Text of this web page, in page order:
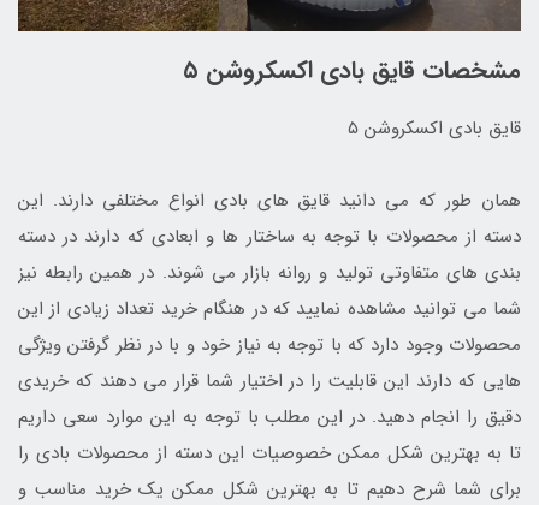
مشخصات قایق بادی اکسکروشن ۵
قایق بادی اکسکروشن ۵
همان طور که می دانید قایق های بادی انواع مختلفی دارند. این
دسته از محصولات با توجه به ساختار ها و ابعادی که دارند در دسته
بندی های متفاوتی تولید و روانه بازار می شوند. در همین رابطه نیز
شما می توانید مشاهده نمایید که در هنگام خرید تعداد زیادی از این
محصولات وجود دارد که با توجه به نیاز خود و با در نظر گرفتن ویژگی
هایی که دارند این قابلیت را در اختیار شما قرار می دهند که خریدی
دقیق را انجام دهید. در این مطلب با توجه به این موارد سعی داریم
تا به بهترین شکل ممکن خصوصیات این دسته از محصولات بادی را
برای شما شرح دهیم تا به بهترین شکل ممکن یک خرید مناسب و